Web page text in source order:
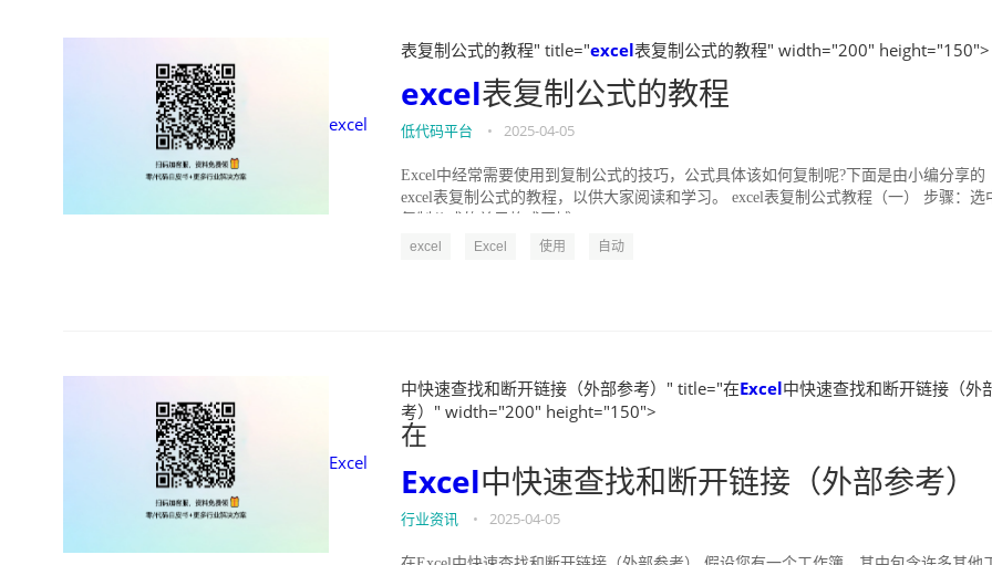
excel
表复制公式的教程" title="excel表复制公式的教程" width="200" height="150">
excel表复制公式的教程
低代码平台 • 2025-04-05
Excel中经常需要使用到复制公式的技巧，公式具体该如何复制呢?下面是由小编分享的
excel表复制公式的教程，以供大家阅读和学习。 excel表复制公式教程（一） 步骤：选
excel Excel 使用 自动
Excel
中快速查找和断开链接（外部参考）" title="在Excel中快速查找和断开链接（外
考）" width="200" height="150">
在
Excel中快速查找和断开链接（外部参考）
行业资讯 • 2025-04-05